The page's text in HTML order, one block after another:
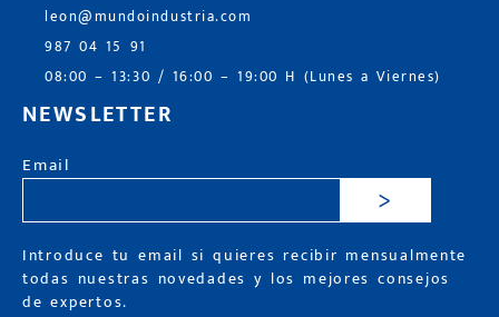
leon@mundoindustria.com
987 04 15 91
08:00 – 13:30 / 16:00 – 19:00 H (Lunes a Viernes)
NEWSLETTER
Email
>
Introduce tu email si quieres recibir mensualmente
todas nuestras novedades y los mejores consejos
de expertos.